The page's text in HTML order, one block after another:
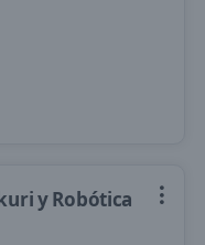
y Robótica